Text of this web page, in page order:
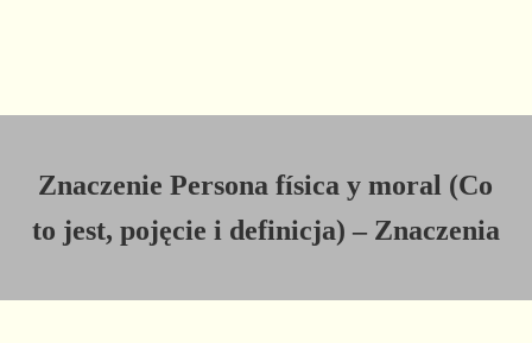
Znaczenie Persona física y moral (Co
to jest, pojęcie i definicja) – Znaczenia